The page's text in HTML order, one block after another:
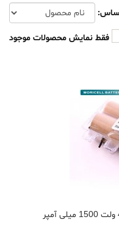
فقط نمایش محصولات موجود